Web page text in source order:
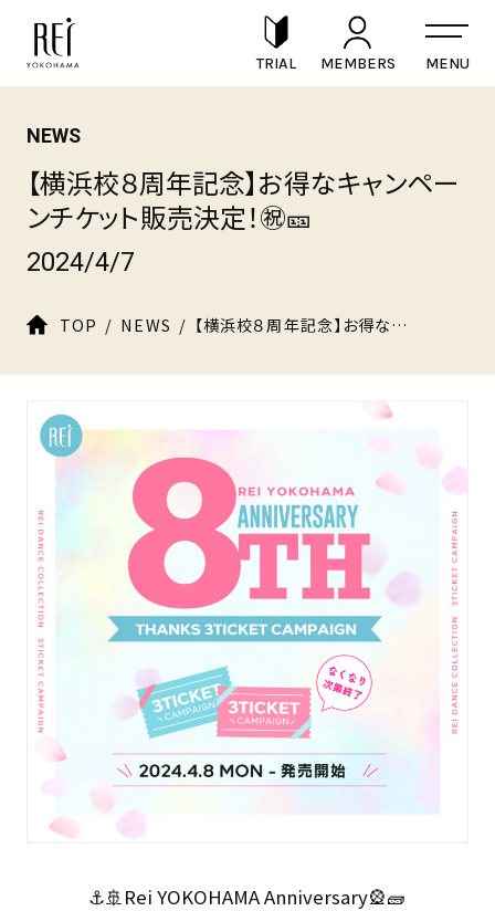
TRIAL MEMBERS
NEWS
【横浜校８周年記念】お得なキャンペー
ンチケット販売決定！㊗️🎫
2024/4/7
TOP NEWS 【横浜校８周年記念】お得なキャンペーンチケット販売決定！㊗️🎫
⚓️🚢Rei YOKOHAMA Anniversary🎡🧱